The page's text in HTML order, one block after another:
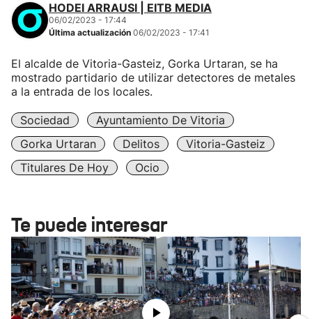
HODEI ARRAUSI | EITB MEDIA
06/02/2023 - 17:44
Última actualización 06/02/2023 - 17:41
El alcalde de Vitoria-Gasteiz, Gorka Urtaran, se ha
mostrado partidario de utilizar detectores de metales
a la entrada de los locales.
Sociedad
Ayuntamiento De Vitoria
Gorka Urtaran
Delitos
Vitoria-Gasteiz
Titulares De Hoy
Ocio
Te puede interesar